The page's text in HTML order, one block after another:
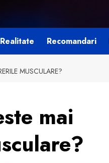
Recomandari
MUSCULARE?
mai